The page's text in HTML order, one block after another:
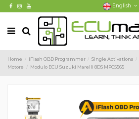
English
Home iFlash OBD Programmer Single Activations
Motore
Modulo ECU Suzuki Marelli 8DS MPC5565